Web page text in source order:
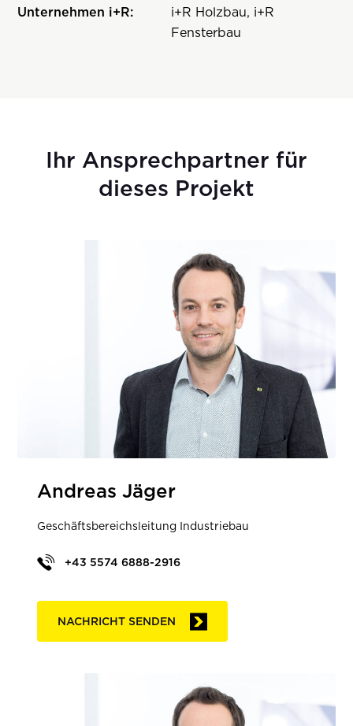
Unternehmen i+R:
i+R Holzbau, i+R
Fensterbau
Ihr Ansprechpartner für
dieses Projekt
Andreas Jäger
Geschäftsbereichsleitung Industriebau
+43 5574 6888-2916
NACHRICHT SENDEN